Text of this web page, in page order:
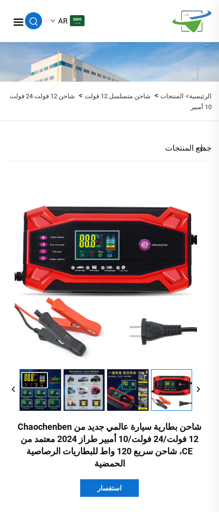
AR
الرئيسية> المنتجات > شاحن متسلسل 12 فولت >
شاحن 12 فولت 24 فولت
10 أمبير
جميع المنتجات
شاحن بطارية سيارة عالمي جديد من Chaochenben
12 فولت/24 فولت/10 أمبير طراز 2024 معتمد من
CE، شاحن سريع 120 واط للبطاريات الرصاصية
الحمضية
استفسار